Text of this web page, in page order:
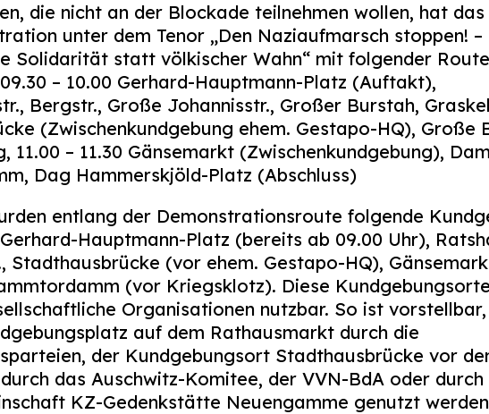
die nicht an der Blockade teilnehmen wollen, hat das
unter dem Tenor „Den Naziaufmarsch stoppen! –
Solidarität statt völkischer Wahn“ mit folgender Route
– 10.00 Gerhard-Hauptmann-Platz (Auftakt),
Bergstr., Große Johannisstr., Großer Burstah,
(Zwischenkundgebung ehem. Gestapo-HQ), Große
11.00 – 11.30 Gänsemarkt (Zwischenkundgebung),
Dag Hammerskjöld-Platz (Abschluss)
entlang der Demonstrationsroute folgende
Hauptmann-Platz (bereits ab 09.00 Uhr),
Stadthausbrücke (vor ehem. Gestapo-HQ),
(vor Kriegsklotz). Diese
Organisationen nutzbar. So ist vorstellbar,
auf dem Rathausmarkt durch die
der Kundgebungsort Stadthausbrücke vor
das Auschwitz-Komitee, der VVN-BdA oder durch
KZ-Gedenkstätte Neuengamme genutzt